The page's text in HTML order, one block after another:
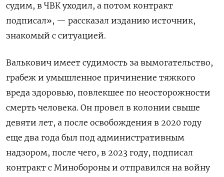
судим, в ЧВК уходил, а потом контракт
подписал», — рассказал изданию источник,
знакомый с ситуацией.
Валькович имеет судимость за вымогательство,
грабеж и умышленное причинение тяжкого
вреда здоровью, повлекшее по неосторожности
смерть человека. Он провел в колонии свыше
девяти лет, а после освобождения в 2020 году
еще два года был под административным
надзором, после чего, в 2023 году, подписал
контракт с Минобороны и отправился на войну